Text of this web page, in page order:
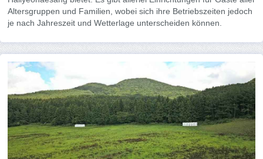
Altersgruppen und Familien, wobei sich ihre Betriebszeiten jedoch
je nach Jahreszeit und Wetterlage unterscheiden können.